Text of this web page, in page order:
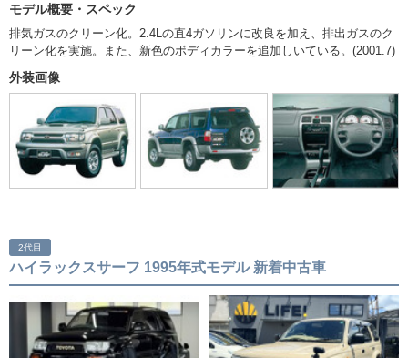
モデル概要・スペック
排気ガスのクリーン化。2.4Lの直4ガソリンに改良を加え、排出ガスのク
リーン化を実施。また、新色のボディカラーを追加しいている。(2001.7)
外装画像
2代目
ハイラックスサーフ 1995年式モデル 新着中古車